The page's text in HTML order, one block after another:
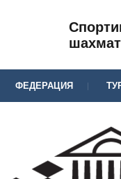
ФЕДЕРАЦИЯ